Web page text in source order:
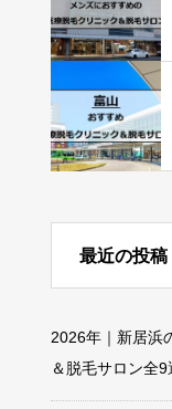
最近の投稿
2026年｜新居浜
＆脱毛サロン全9